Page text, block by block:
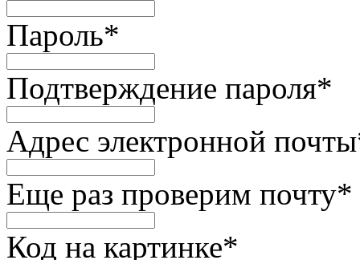
Пароль*
Подтверждение пароля*
Адрес электронной почты
Еще раз проверим почту*
Код на картинке*